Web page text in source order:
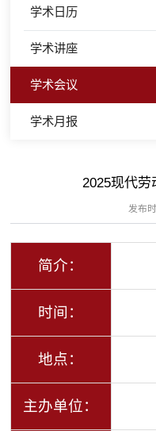
学术日历
学术讲座
学术会议
学术月报
2025现代
发布
简介：
时间：
地点：
主办单位：